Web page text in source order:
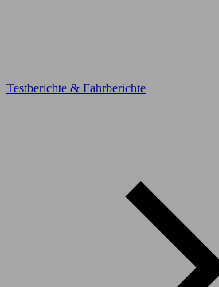
Testberichte & Fahrberichte